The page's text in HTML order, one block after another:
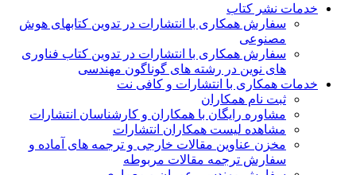
خدمات نشر کتاب
سفارش همکاری با انتشارات در تدوین کتابهای هوش
مصنوعی
سفارش همکاری با انتشارات در تدوین کتاب فناوری
های نوین در رشته های گوناگون مهندسی
خدمات همکاری با انتشارات و کافی نت
ثبت نام همکاران
مشاوره رایگان با همکاران و کارشناسان انتشارات
مشاهده لیست همکاران انتشارات
مخزن عناوین مقالات خارجی و ترجمه های آماده و
سفارش ترجمه مقالات مربوطه